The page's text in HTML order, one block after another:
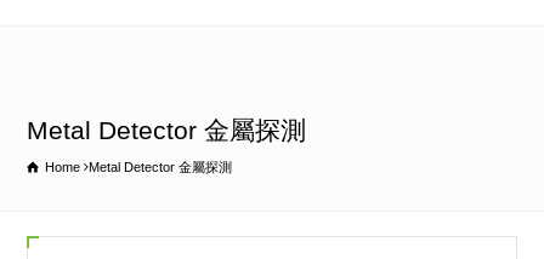
Metal Detector 金屬探測
Home Metal Detector 金屬探測